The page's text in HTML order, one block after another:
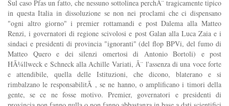
Sul caso Pfas un fatto, che nessuno sottolinea perchÃ¨ tragicamente tipico
in questa Italia in dissoluzione se non nei proclami che ci dispensano
"ogni altro giorno" i premier rottamandi e post Dalema alla Matteo
Renzi, i governatori di regione scivolosi e post Galan alla Luca Zaia e i
sindaci e presidenti di provincia "ignoranti" (del flop BPVi, del fumo di
Matteo Quero e dei silenzi omertosi di Antonio Bortoli) e post
HÃ¼llweck e Schneck alla Achille Variati, Ã¨ l'assenza di una voce forte
e attendibile, quella delle Istituzioni, che dicono, blaterano e si
rimbalzano le responsabilitÃ , se ne hanno, o amplificano i timori della
gente, se ce ne fosse motivo. Premier, governatori e presidenti di